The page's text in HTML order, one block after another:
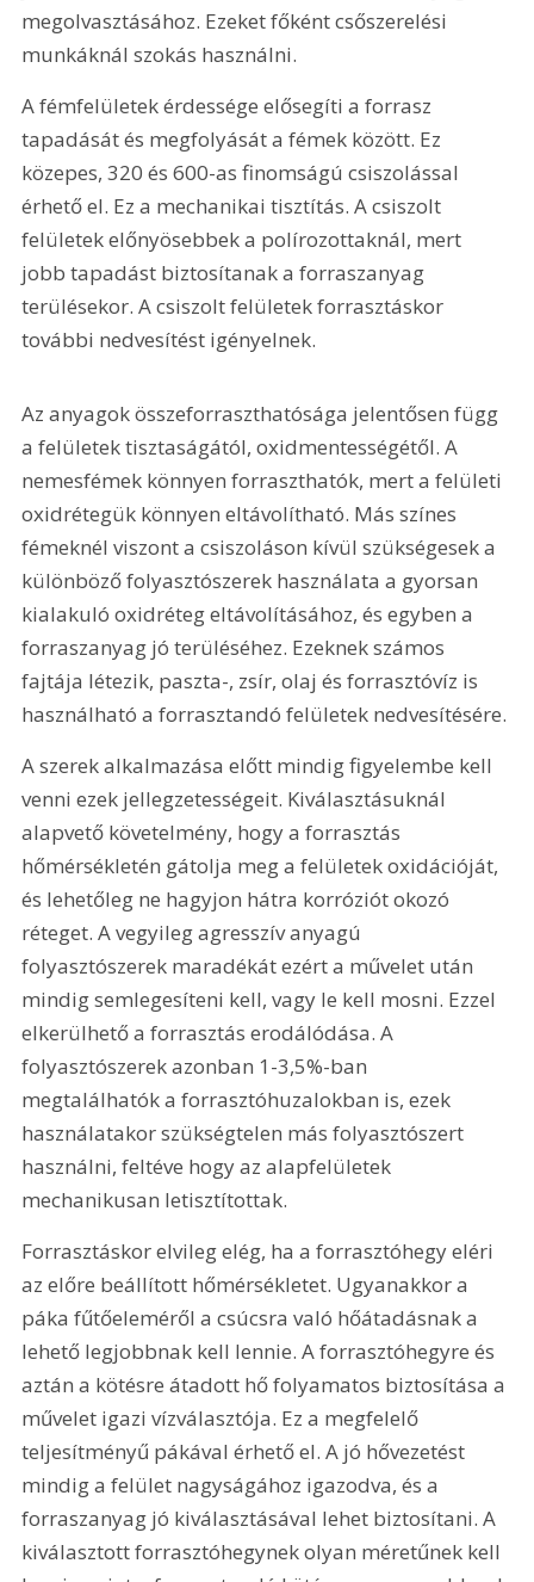
megolvasztásához. Ezeket főként csőszerelési
munkáknál szokás használni.
A fémfelületek érdessége elősegíti a forrasz
tapadását és megfolyását a fémek között. Ez
közepes, 320 és 600-as finomságú csiszolással
érhető el. Ez a mechanikai tisztítás. A csiszolt
felületek előnyösebbek a polírozottaknál, mert
jobb tapadást biztosítanak a forraszanyag
terülésekor. A csiszolt felületek forrasztáskor
további nedvesítést igényelnek.
Az anyagok összeforraszthatósága jelentősen függ
a felületek tisztaságától, oxidmentességétől. A
nemesfémek könnyen forraszthatók, mert a felületi
oxidrétegük könnyen eltávolítható. Más színes
fémeknél viszont a csiszoláson kívül szükségesek a
különböző folyasztószerek használata a gyorsan
kialakuló oxidréteg eltávolításához, és egyben a
forraszanyag jó terüléséhez. Ezeknek számos
fajtája létezik, paszta-, zsír, olaj és forrasztóvíz is
használható a forrasztandó felületek nedvesítésére.
A szerek alkalmazása előtt mindig figyelembe kell
venni ezek jellegzetességeit. Kiválasztásuknál
alapvető követelmény, hogy a forrasztás
hőmérsékletén gátolja meg a felületek oxidációját,
és lehetőleg ne hagyjon hátra korróziót okozó
réteget. A vegyileg agresszív anyagú
folyasztószerek maradékát ezért a művelet után
mindig semlegesíteni kell, vagy le kell mosni. Ezzel
elkerülhető a forrasztás erodálódása. A
folyasztószerek azonban 1-3,5%-ban
megtalálhatók a forrasztóhuzalokban is, ezek
használatakor szükségtelen más folyasztószert
használni, feltéve hogy az alapfelületek
mechanikusan letisztítottak.
Forrasztáskor elvileg elég, ha a forrasztóhegy eléri
az előre beállított hőmérsékletet. Ugyanakkor a
páka fűtőeleméről a csúcsra való hőátadásnak a
lehető legjobbnak kell lennie. A forrasztóhegyre és
aztán a kötésre átadott hő folyamatos biztosítása a
művelet igazi vízválasztója. Ez a megfelelő
teljesítményű pákával érhető el. A jó hővezetést
mindig a felület nagyságához igazodva, és a
forraszanyag jó kiválasztásával lehet biztosítani. A
kiválasztott forrasztóhegynek olyan méretűnek kell